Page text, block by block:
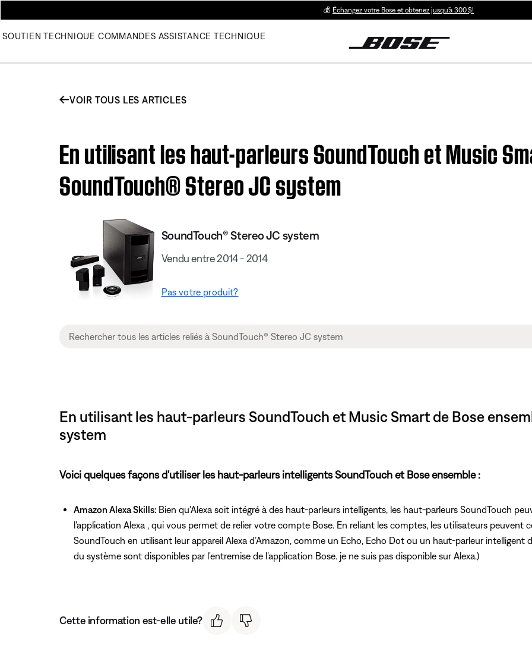
💰 Échangez votre Bose et obtenez jusqu’à 300 $!
SOUTIEN TECHNIQUE COMMANDES ASSISTANCE TECHNIQUE
VOIR TOUS LES ARTICLES
En utilisant les haut-parleurs SoundTouch et Music
SoundTouch® Stereo JC system
SoundTouch® Stereo JC system
Vendu entre 2014 - 2014
Pas votre produit?
En utilisant les haut-parleurs SoundTouch et Music Smart de Bose
system
Voici quelques façons d'utiliser les haut-parleurs intelligents SoundTouch et Bose ensemble :
Amazon Alexa Skills: Bien qu'Alexa soit intégré à des haut-parleurs intelligents, les haut-parleurs SoundTouch
l'application Alexa , qui vous permet de relier votre compte Bose. En reliant les comptes, les utilisateurs peuvent
SoundTouch en utilisant leur appareil Alexa d’Amazon, comme un Echo, Echo Dot ou un haut-parleur intelligent
du système sont disponibles par l'entremise de l'application Bose. je ne suis pas disponible sur Alexa.)
Cette information est-elle utile?